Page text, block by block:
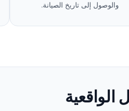
والوصول إلى تاريخ الصيانة.
الواقعية